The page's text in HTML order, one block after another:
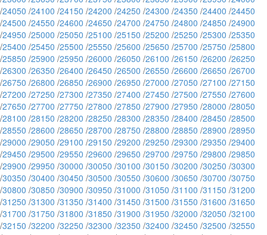
/24050 /24100 /24150 /24200 /24250 /24300 /24350 /24400 /24450
/24500 /24550 /24600 /24650 /24700 /24750 /24800 /24850 /24900
/24950 /25000 /25050 /25100 /25150 /25200 /25250 /25300 /25350
/25400 /25450 /25500 /25550 /25600 /25650 /25700 /25750 /25800
/25850 /25900 /25950 /26000 /26050 /26100 /26150 /26200 /26250
/26300 /26350 /26400 /26450 /26500 /26550 /26600 /26650 /26700
/26750 /26800 /26850 /26900 /26950 /27000 /27050 /27100 /27150
/27200 /27250 /27300 /27350 /27400 /27450 /27500 /27550 /27600
/27650 /27700 /27750 /27800 /27850 /27900 /27950 /28000 /28050
/28100 /28150 /28200 /28250 /28300 /28350 /28400 /28450 /28500
/28550 /28600 /28650 /28700 /28750 /28800 /28850 /28900 /28950
/29000 /29050 /29100 /29150 /29200 /29250 /29300 /29350 /29400
/29450 /29500 /29550 /29600 /29650 /29700 /29750 /29800 /29850
/29900 /29950 /30000 /30050 /30100 /30150 /30200 /30250 /30300
/30350 /30400 /30450 /30500 /30550 /30600 /30650 /30700 /30750
/30800 /30850 /30900 /30950 /31000 /31050 /31100 /31150 /31200
/31250 /31300 /31350 /31400 /31450 /31500 /31550 /31600 /31650
/31700 /31750 /31800 /31850 /31900 /31950 /32000 /32050 /32100
/32150 /32200 /32250 /32300 /32350 /32400 /32450 /32500 /32550